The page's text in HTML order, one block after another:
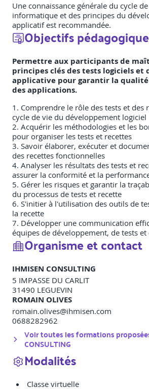
Une connaissance générale du cycle
informatique et des principes du
applicatif est recommandée.
Objectifs
Permettre aux participants de
principes clés des tests logiciels et
applicative pour garantir la
des applications.
1. Comprendre le rôle des tests et des
cycle de vie du développement logiciel
2. Acquérir les méthodologies et les
pour organiser les tests et recettes
3. Savoir élaborer, exécuter et
des recettes fonctionnelles
4. Analyser les résultats des tests et
assurer la conformité et la
5. Gérer les risques et garantir la
du processus de tests et recette
6. S'initier à l'utilisation des outils de
la recette
7. Développer une communication
équipes de développement, de tests et
Organisme et contact
IHMISEN CONSULTING
5 IMPASSE DU CARLIT
31490 LEGUEVIN
ROMAIN OLIVES
romain.olives@ihmisen.com
0688282962
Voir toutes les formations
CONSULTING
Modalités
Classe virtuelle